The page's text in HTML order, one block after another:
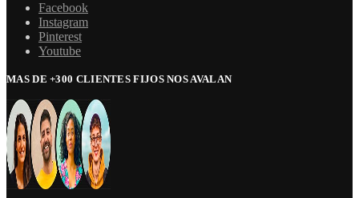
Facebook
Instagram
Pinterest
Youtube
MAS DE +300 CLIENTES FIJOS NOS AVALAN